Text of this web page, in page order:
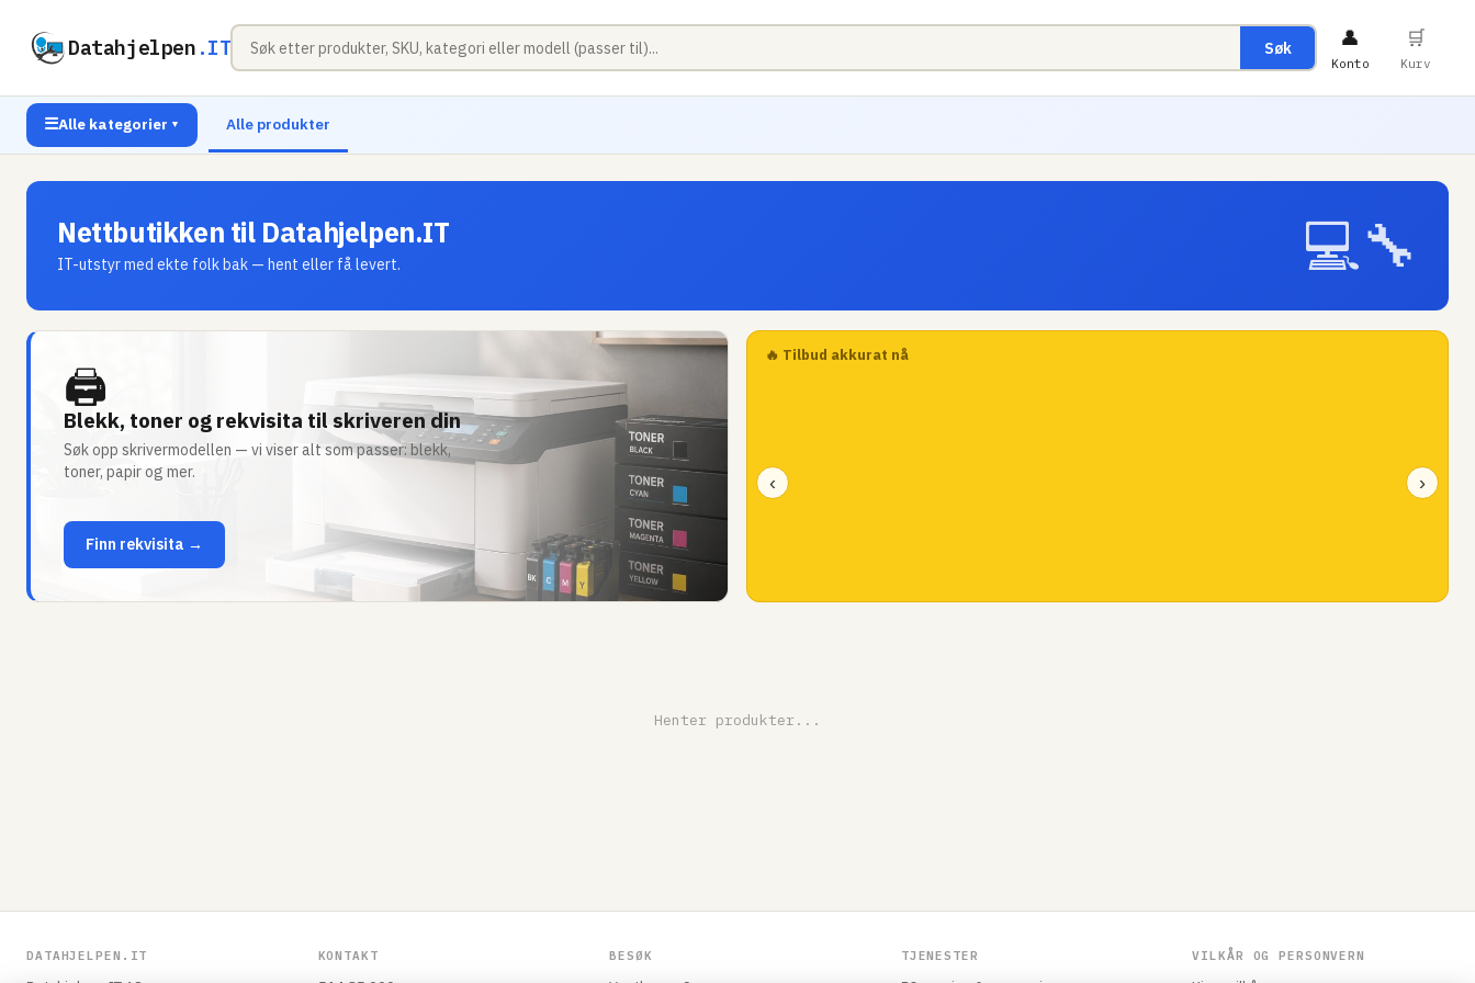
Datahjelpen .IT Søk 👤
Konto
🛒
Kurv
☰Alle kategorier ▼ Alle produkter
Nettbutikken til Datahjelpen.IT
IT-utstyr med ekte folk bak — hent eller få levert. 💻🔧
🖨
Blekk, toner og rekvisita til skriveren din
Søk opp skrivermodellen — vi viser alt som passer: blekk,
toner, papir og mer.
Finn rekvisita →
🔥 Tilbud akkurat nå
‹ ›
Henter produkter...
DATAHJELPEN.IT KONTAKT BESØK TJENESTER VILKÅR OG PERSONVERN